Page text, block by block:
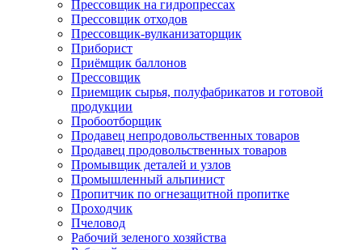
Прессовщик на гидропрессах
Прессовщик отходов
Прессовщик-вулканизаторщик
Приборист
Приёмщик баллонов
Прессовщик
Приемщик сырья, полуфабрикатов и готовой
продукции
Пробоотборщик
Продавец непродовольственных товаров
Продавец продовольственных товаров
Промывщик деталей и узлов
Промышленный альпинист
Пропитчик по огнезащитной пропитке
Проходчик
Пчеловод
Рабочий зеленого хозяйства